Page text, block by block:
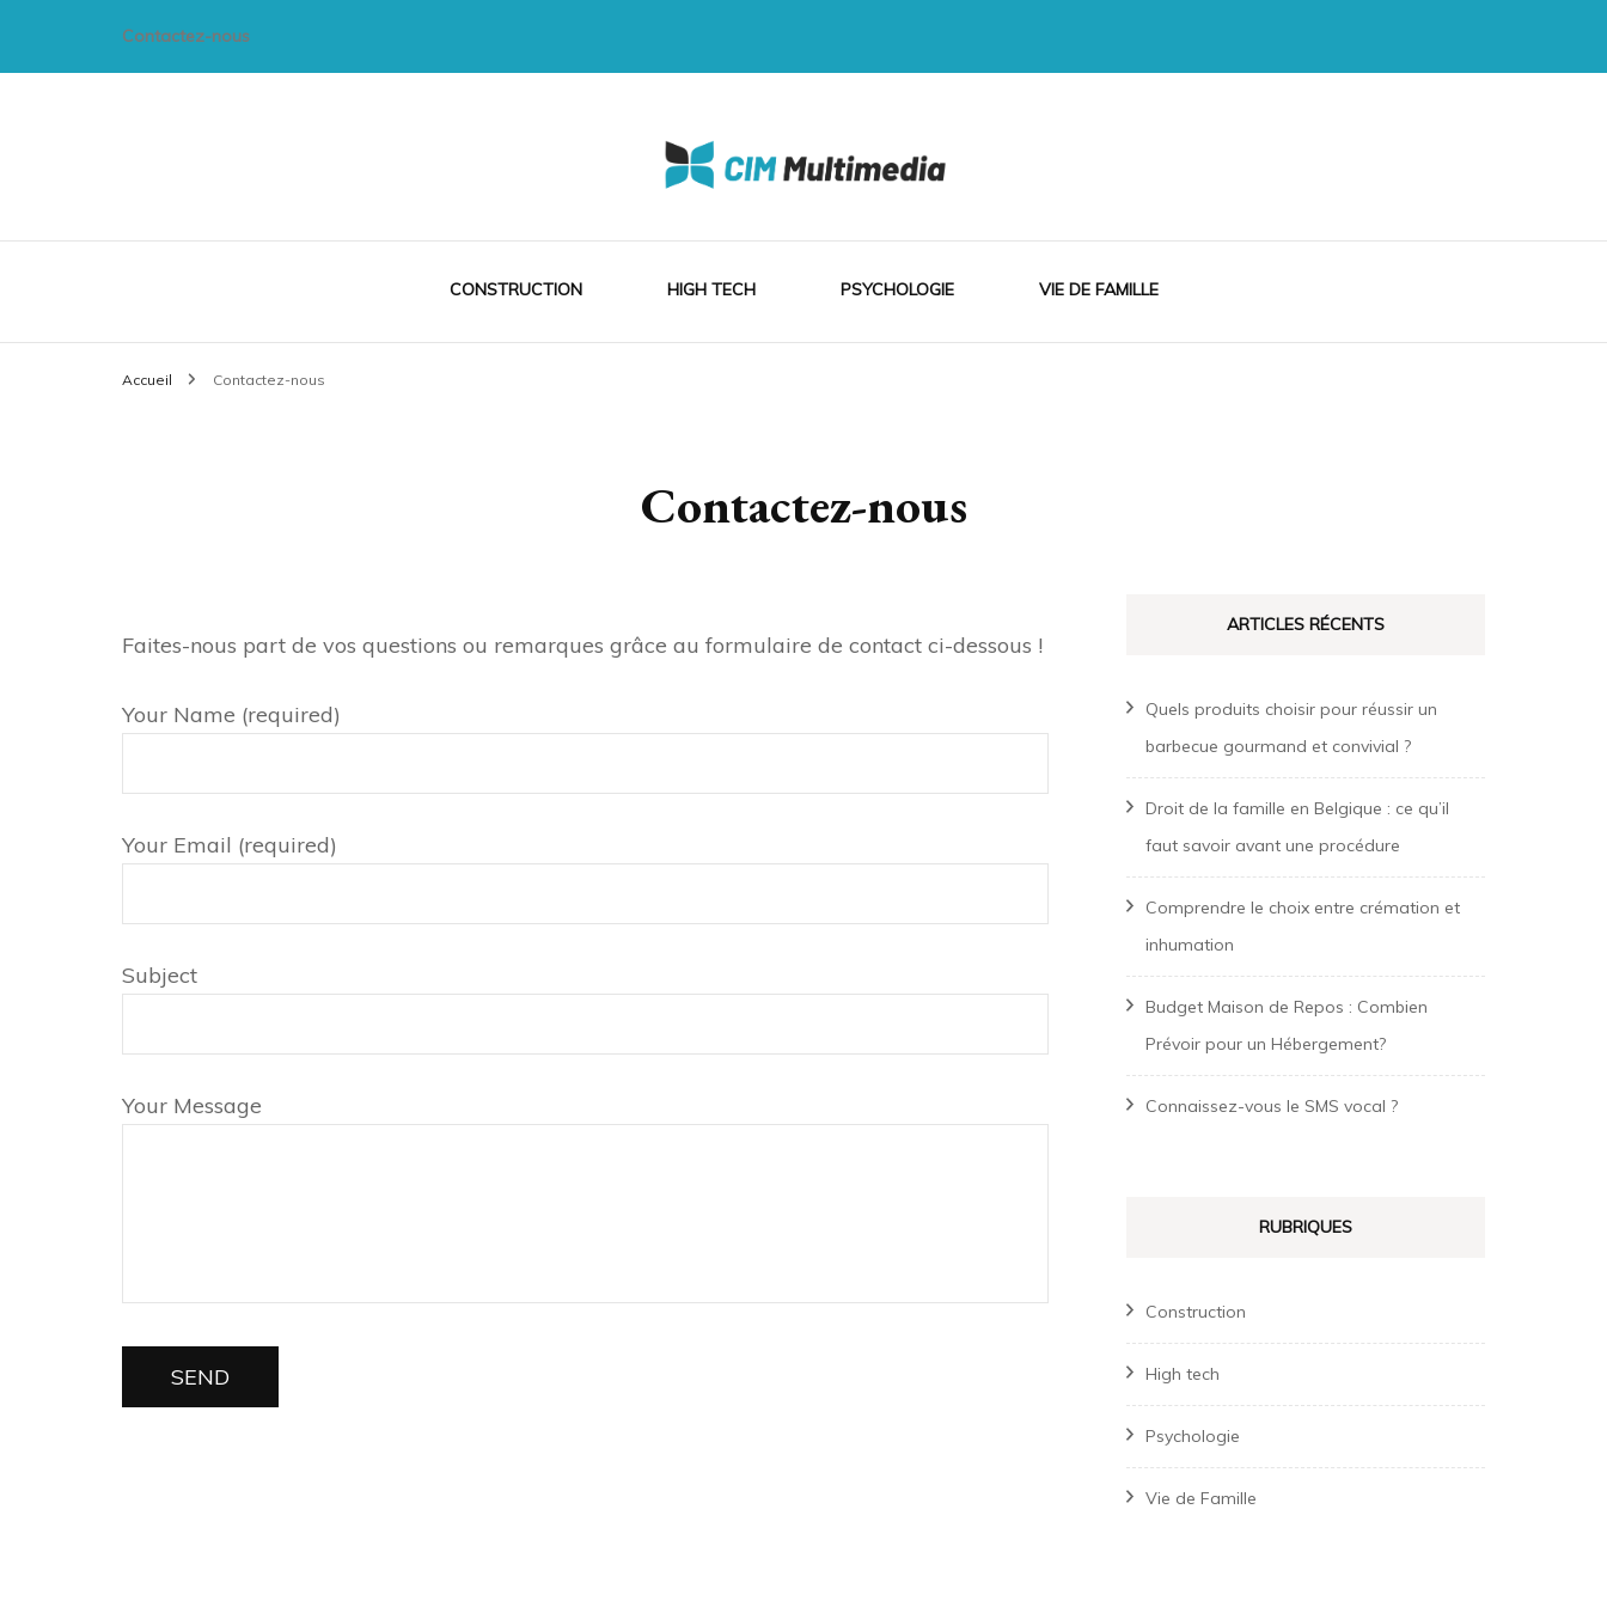
Contactez-nous
CIM-Multimédia
CONSTRUCTION HIGH TECH PSYCHOLOGIE VIE DE FAMILLE
Accueil Contactez-nous
Contactez-nous
Faites-nous part de vos questions ou remarques grâce au formulaire de contact ci-dessous !
Your Name (required)
Your Email (required)
Subject
Your Message
ARTICLES RÉCENTS
Quels produits choisir pour réussir un
barbecue gourmand et convivial ?
Droit de la famille en Belgique : ce qu’il
faut savoir avant une procédure
Comprendre le choix entre crémation et
inhumation
Budget Maison de Repos : Combien
Prévoir pour un Hébergement?
Connaissez-vous le SMS vocal ?
RUBRIQUES
Construction
High tech
Psychologie
Vie de Famille